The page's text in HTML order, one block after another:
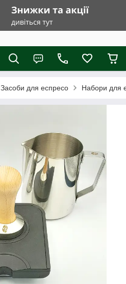
Засоби для еспресо Набори для